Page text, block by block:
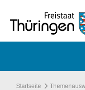
Startseite